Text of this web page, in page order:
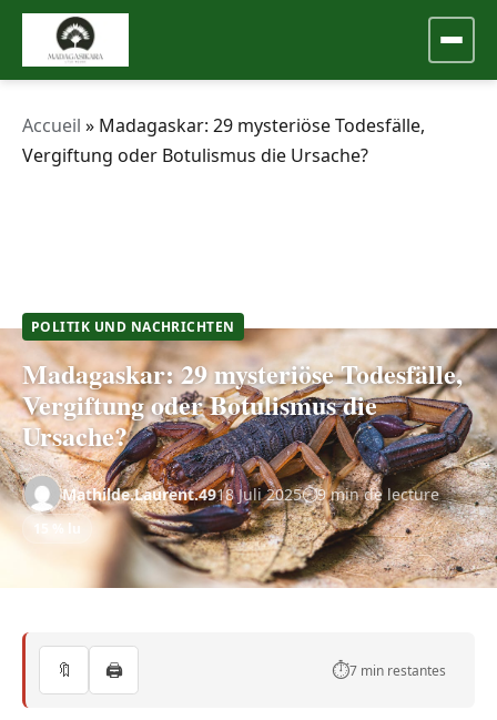
Accueil » Madagaskar: 29 mysteriöse Todesfälle,
Vergiftung oder Botulismus die Ursache?
POLITIK UND NACHRICHTEN
Madagaskar: 29 mysteriöse Todesfälle,
Vergiftung oder Botulismus die
Ursache?
Mathilde.Laurent.4918 Juli 2025 9 min de lecture
15 % lu
🔖 🖨️ ⏱️7 min restantes